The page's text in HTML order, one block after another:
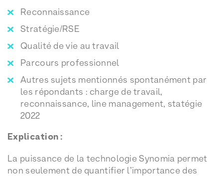
Reconnaissance
Stratégie/RSE
Qualité de vie au travail
Parcours professionnel
Autres sujets mentionnés spontanément par
les répondants : charge de travail,
reconnaissance, line management, statégie
2022
Explication :
La puissance de la technologie Synomia permet
non seulement de quantifier l’importance des